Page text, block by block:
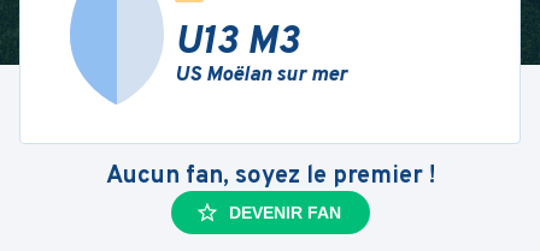
U13 M3
US Moëlan sur mer
Aucun fan, soyez le premier !
DEVENIR FAN